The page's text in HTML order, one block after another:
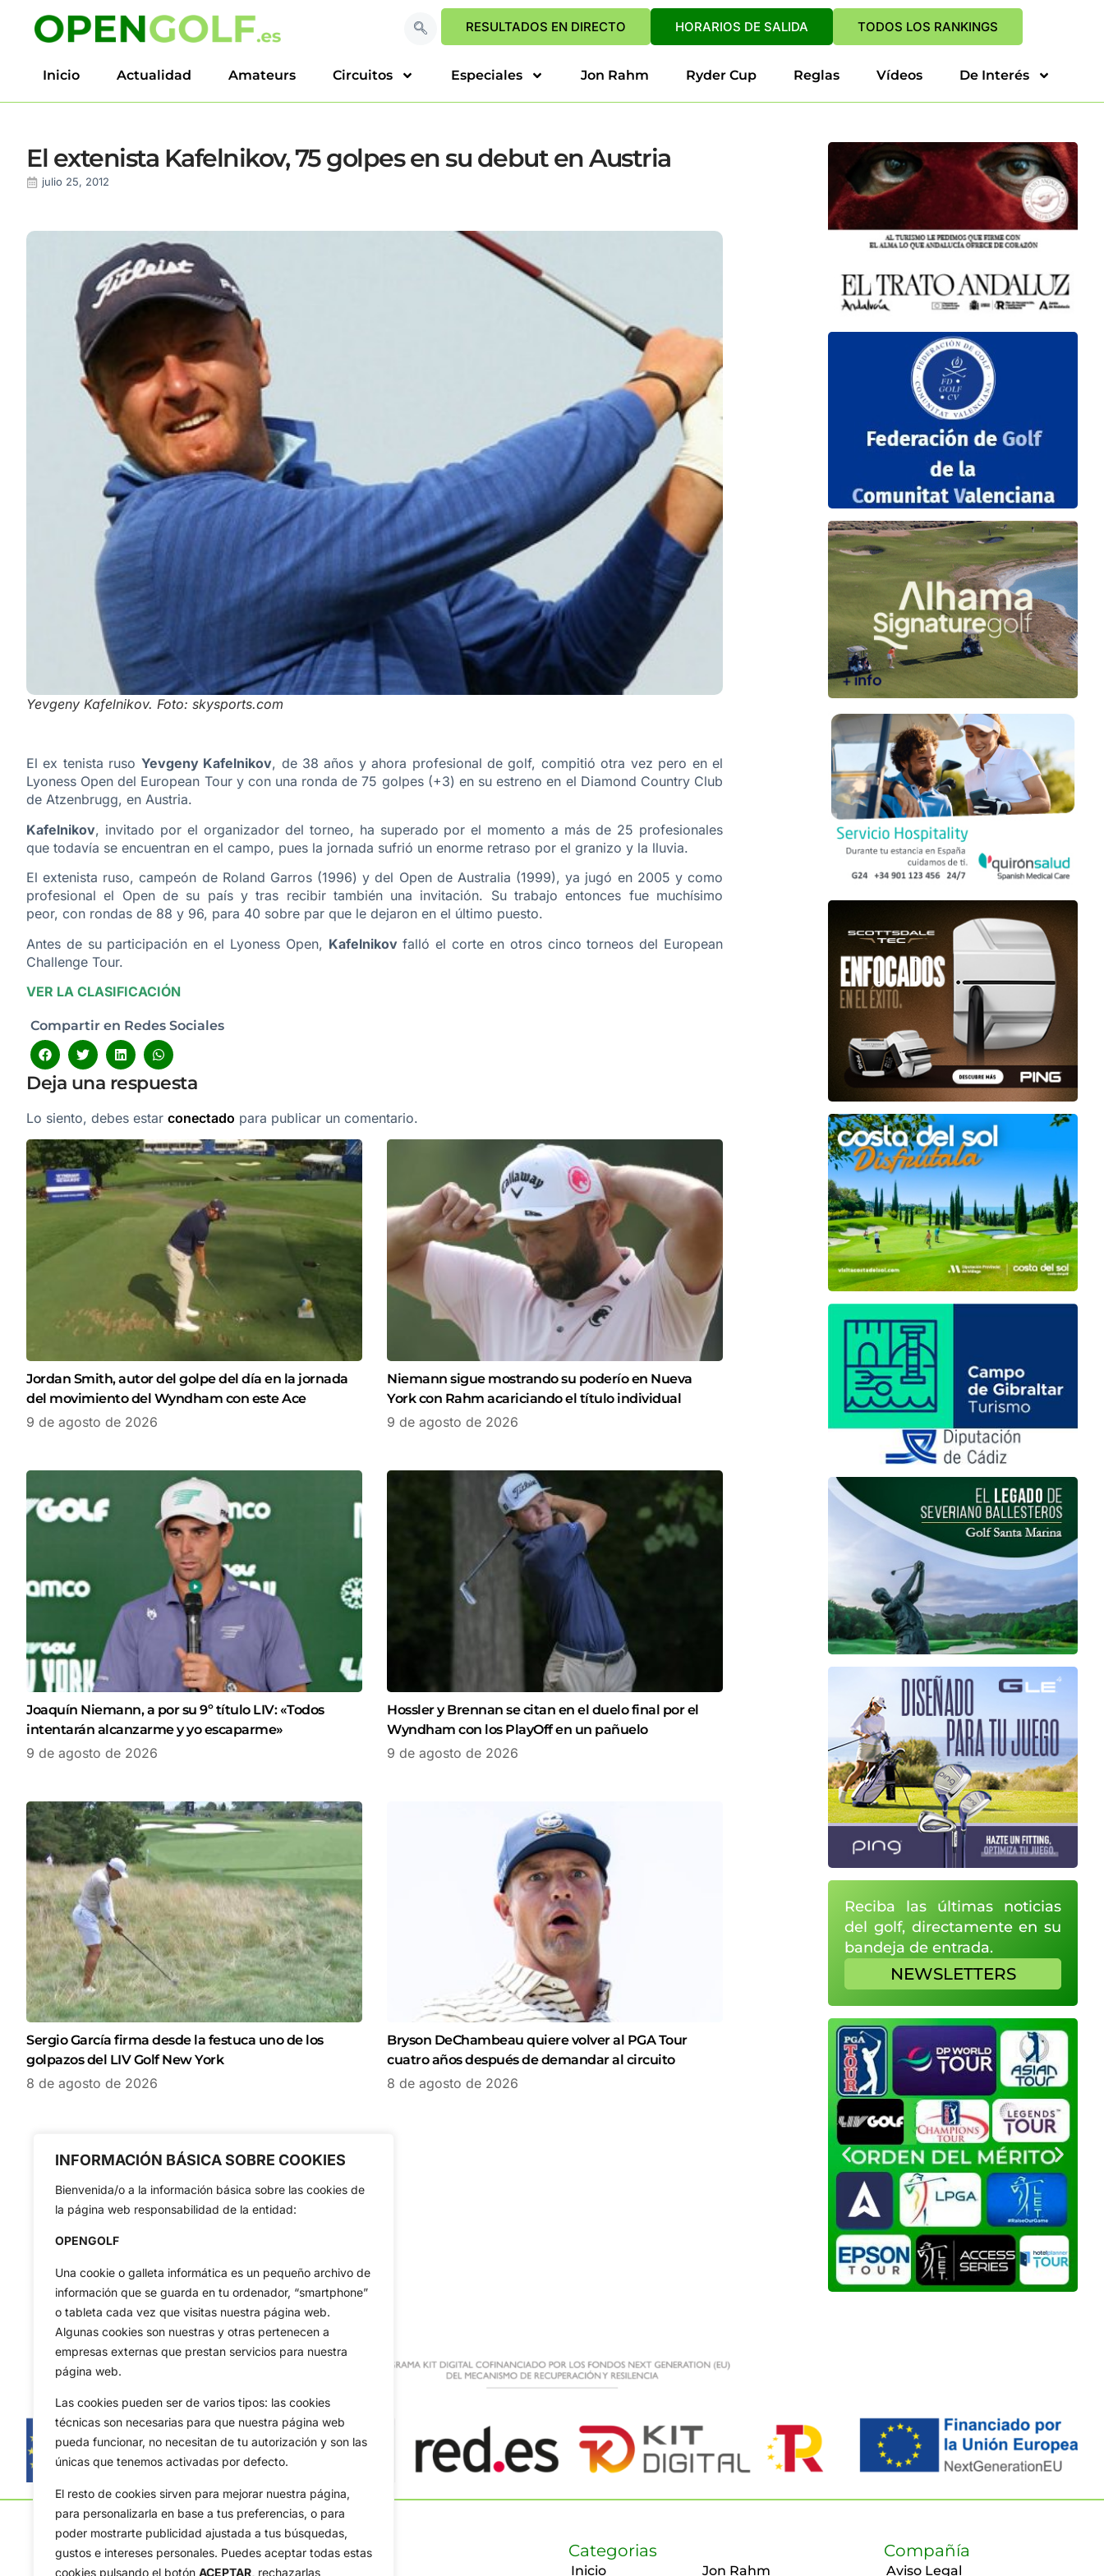
INFORMACIÓN BÁSICA SOBRE COOKIES
Bienvenida/o a la información básica sobre las cookies de
la página web responsabilidad de la entidad:
OPENGOLF
Una cookie o galleta informática es un pequeño archivo de
información que se guarda en tu ordenador, “smartphone”
o tableta cada vez que visitas nuestra página web.
Algunas cookies son nuestras y otras pertenecen a
empresas externas que prestan servicios para nuestra
página web.
Las cookies pueden ser de varios tipos: las cookies
técnicas son necesarias para que nuestra página web
pueda funcionar, no necesitan de tu autorización y son las
únicas que tenemos activadas por defecto.
El resto de cookies sirven para mejorar nuestra página,
para personalizarla en base a tus preferencias, o para
poder mostrarte publicidad ajustada a tus búsquedas,
gustos e intereses personales. Puedes aceptar todas estas
cookies pulsando el botón ACEPTAR, rechazarlas
RESULTADOS EN DIRECTO HORARIOS DE SALIDA TODOS LOS RANKINGS
Inicio Actualidad Amateurs Circuitos Especiales Jon Rahm Ryder Cup Reglas Vídeos De Interés
El extenista Kafelnikov, 75 golpes en su debut en Austria
julio 25, 2012
Yevgeny Kafelnikov. Foto: skysports.com
El ex tenista ruso Yevgeny Kafelnikov, de 38 años y ahora profesional de golf, compitió otra vez pero en el
Lyoness Open del European Tour y con una ronda de 75 golpes (+3) en su estreno en el Diamond Country Club
de Atzenbrugg, en Austria.
Kafelnikov, invitado por el organizador del torneo, ha superado por el momento a más de 25 profesionales
que todavía se encuentran en el campo, pues la jornada sufrió un enorme retraso por el granizo y la lluvia.
El extenista ruso, campeón de Roland Garros (1996) y del Open de Australia (1999), ya jugó en 2005 y como
profesional el Open de su país y tras recibir también una invitación. Su trabajo entonces fue muchísimo
peor, con rondas de 88 y 96, para 40 sobre par que le dejaron en el último puesto.
Antes de su participación en el Lyoness Open, Kafelnikovfalló el corte en otros cinco torneos del European
Challenge Tour.
VER LA CLASIFICACIÓN
Compartir en Redes Sociales
Deja una respuesta
Lo siento, debes estar conectado para publicar un comentario.
Jordan Smith, autor del golpe del día en la jornada
del movimiento del Wyndham con este Ace
9 de agosto de 2026
Niemann sigue mostrando su poderío en Nueva
York con Rahm acariciando el título individual
9 de agosto de 2026
Joaquín Niemann, a por su 9º título LIV: «Todos
intentarán alcanzarme y yo escaparme»
9 de agosto de 2026
Hossler y Brennan se citan en el duelo final por el
Wyndham con los PlayOff en un pañuelo
9 de agosto de 2026
Sergio García firma desde la festuca uno de los
golpazos del LIV Golf New York
8 de agosto de 2026
Bryson DeChambeau quiere volver al PGA Tour
cuatro años después de demandar al circuito
8 de agosto de 2026
Reciba las últimas noticias
del golf, directamente en su
bandeja de entrada.
NEWSLETTERS
Categorias
Inicio Jon Rahm
Compañía
Aviso Legal